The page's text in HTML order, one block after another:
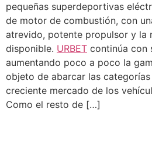
pequeñas superdeportivas
de motor de combustión, con
atrevido, potente propulsor y la
disponible. URBET continúa con
aumentando poco a poco la
objeto de abarcar las categorías
creciente mercado de los
Como el resto de […]